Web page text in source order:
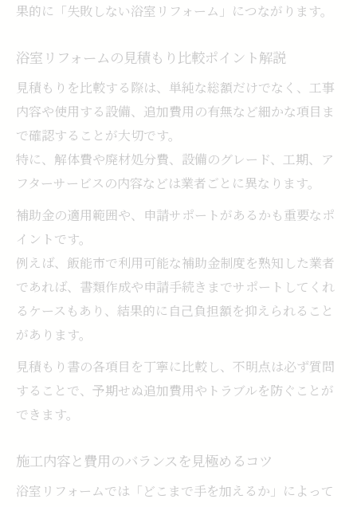
果的に「失敗しない浴室リフォーム」につながります。
浴室リフォームの見積もり比較ポイント解説
見積もりを比較する際は、単純な総額だけでなく、工事
内容や使用する設備、追加費用の有無など細かな項目ま
で確認することが大切です。
特に、解体費や廃材処分費、設備のグレード、工期、ア
フターサービスの内容などは業者ごとに異なります。
補助金の適用範囲や、申請サポートがあるかも重要なポ
イントです。
例えば、飯能市で利用可能な補助金制度を熟知した業者
であれば、書類作成や申請手続きまでサポートしてくれ
るケースもあり、結果的に自己負担額を抑えられること
があります。
見積もり書の各項目を丁寧に比較し、不明点は必ず質問
することで、予期せぬ追加費用やトラブルを防ぐことが
できます。
施工内容と費用のバランスを見極めるコツ
浴室リフォームでは「どこまで手を加えるか」によって